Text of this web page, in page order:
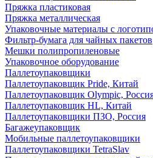
Пряжка пластиковая
Пряжка металлическая
Упаковочные материалы с
Фильтр-бумага для чайных пакетов
Мешки полипропиленовые
Упаковочное оборудование
Паллетоупаковщики
Паллетоупаковщик Pride, Китай
Паллетоупаковщик Olympic,
Паллетоупаковщик HL, Китай
Паллетоупаковщики ПЗО, Россия
Багажеупаковщик
Мобильные паллетоупаковщики
Паллетоупаковщики TetraSlav